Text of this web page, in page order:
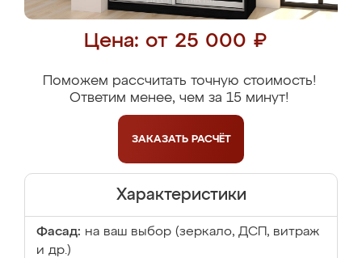
Цена: от 25 000 ₽
Поможем рассчитать точную стоимость!
Ответим менее, чем за 15 минут!
ЗАКАЗАТЬ РАСЧЁТ
Характеристики
Фасад: на ваш выбор (зеркало, ДСП, витраж
и др.)